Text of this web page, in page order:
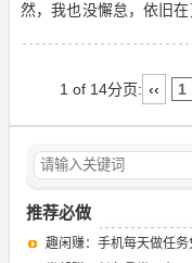
然，我也没懈怠，依旧
些项目破零。常常有人
1 of 14分页: ‹‹ 1
推荐必做
趣闲赚：手机每天做任务